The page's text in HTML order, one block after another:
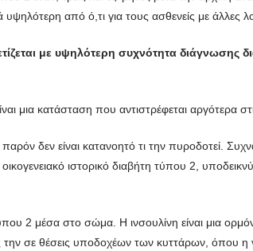
από ό,τι για τους ασθενείς με άλλες
με υψηλότερη συχνότητα διάγνωσης
μια κατάσταση που αντιστρέφεται αργότερα
δεν είναι κατανοητό τι την πυροδοτεί.
ιστορικό διαβήτη τύπου 2,
2 μέσα στο σώμα. Η ινσουλίνη είναι μια
σε θέσεις υποδοχέων των κυττάρων, όπου η